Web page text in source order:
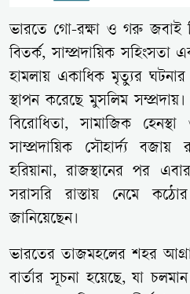
ভারতে গো-রক্ষা ও গরু জবাই
বিতর্ক, সাম্প্রদায়িক
হামলায় একাধিক মৃত্যুর
স্থাপন করেছে মুসলিম সম্প্রদায়।
বিরোধিতা, সামাজিক
সাম্প্রদায়িক সৌহার্দ্য বজায়
হরিয়ানা, রাজস্থানের পর
সরাসরি রাস্তায় নেমে
জানিয়েছেন।
ভারতের তাজমহলের শহর
বার্তার সূচনা হয়েছে, যা